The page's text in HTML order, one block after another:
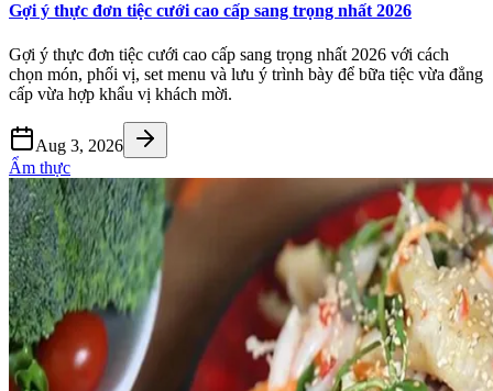
Gợi ý thực đơn tiệc cưới cao cấp sang trọng nhất 2026
Gợi ý thực đơn tiệc cưới cao cấp sang trọng nhất 2026 với cách
chọn món, phối vị, set menu và lưu ý trình bày để bữa tiệc vừa đẳng
cấp vừa hợp khẩu vị khách mời.
Aug 3, 2026
Ẩm thực